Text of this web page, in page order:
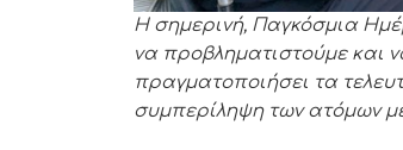
Η σημερινή, Παγκόσμια
να προβληματιστούμε και
πραγματοποιήσει τα
συμπερίληψη των ατόμων